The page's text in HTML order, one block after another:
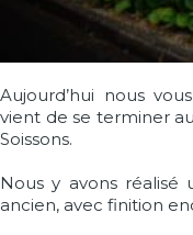
Aujourd’hui nous
vient de se terminer
Soissons.
Nous y avons
ancien, avec finition